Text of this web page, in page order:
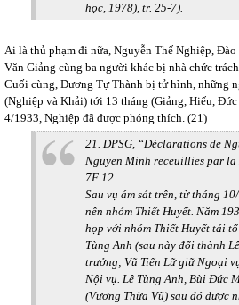
học, 1978), tr. 25-7).
Ai là thủ phạm đi nữa, Nguyễn Thế Nghiệp,
Văn Giảng cùng ba người khác bị nhà chức
Cuối cùng, Dương Tự Thành bị tử hình, những
(Nghiệp và Khải) tới 13 tháng (Giảng, Hiếu,
4/1933, Nghiệp đã được phóng thích. (21)
21. DPSG, “Déclarations de
Nguyen Minh receuillies par
7F 12.
Sau vụ ám sát trên, từ tháng
nên nhóm Thiết Huyết. Năm
họp với nhóm Thiết Huyết tái
Tùng Anh (sau này đổi thành
trưởng; Vũ Tiến Lữ giữ Ngoại
Nội vụ. Lê Tùng Anh, Bùi Đức
(Vương Thừa Vũ) sau đó được